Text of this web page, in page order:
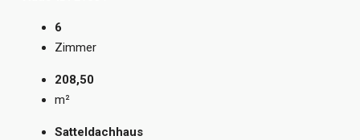
6
Zimmer
208,50
m²
Satteldachhaus